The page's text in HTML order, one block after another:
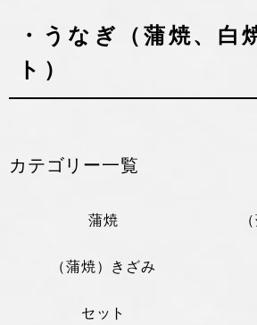
・うなぎ（蒲焼、白
ト）
カテゴリー一覧
蒲焼
（蒲焼）きざみ
セット